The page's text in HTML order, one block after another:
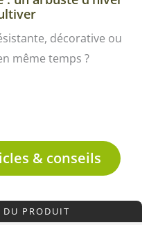
décorative ou
même temps ?
& conseils
PRODUIT